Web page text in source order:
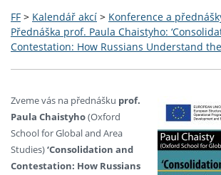
FF > Kalendář akcí > Konference a
Přednáška prof. Paula Chaistyho:
Contestation: How Russians Understand the
Zveme vás na přednášku prof.
Paula Chaistyho(Oxford
School for Global and Area
Studies)‘Consolidation and
Contestation: How Russians